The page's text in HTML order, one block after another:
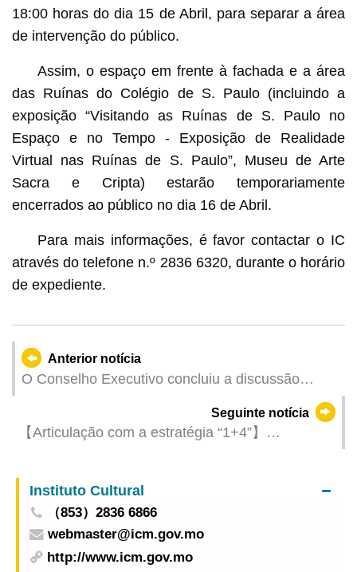
18:00 horas do dia 15 de Abril, para separar a área
de intervenção do público.
Assim, o espaço em frente à fachada e a área
das Ruínas do Colégio de S. Paulo (incluindo a
exposição “Visitando as Ruínas de S. Paulo no
Espaço e no Tempo - Exposição de Realidade
Virtual nas Ruínas de S. Paulo”, Museu de Arte
Sacra e Cripta) estarão temporariamente
encerrados ao público no dia 16 de Abril.
Para mais informações, é favor contactar o IC
através do telefone n.º 2836 6320, durante o horário
de expediente.
Anterior notícia
O Conselho Executivo concluiu a discussão
medidas fiscais relacionadas com a gestão da
procura imobiliária”
Seguinte notícia
【Articulação com a estratégia “1+4”】
valorização inteligente do sector de restauração
de Macau” no final do mês
Instituto Cultural
（853）2836 6866
webmaster@icm.gov.mo
http://www.icm.gov.mo